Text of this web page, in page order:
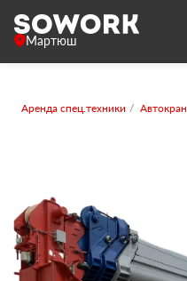
Мартюш
Аренда спец.техники Автокран